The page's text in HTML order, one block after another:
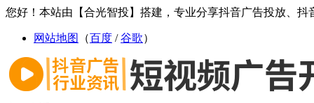
您好！本站由【合光智投】搭建，专业分享抖音广告投放、
网站地图 （百度 /谷歌）